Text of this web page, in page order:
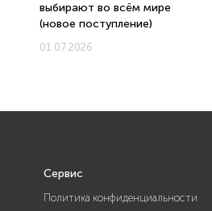
выбирают во всём мире
(новое поступление)
01.07.2026
Сервис
Политика конфиденциальности